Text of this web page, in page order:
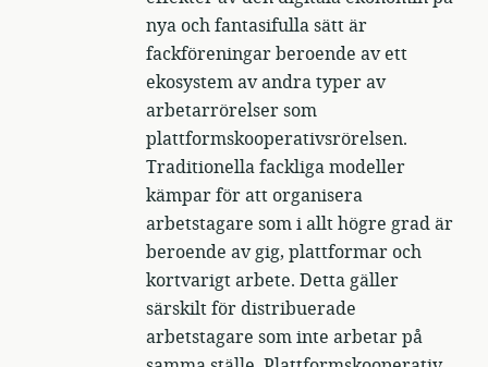
nya och fantasifulla sätt är
fackföreningar beroende av ett
ekosystem av andra typer av
arbetarrörelser som
plattformskooperativsrörelsen.
Traditionella fackliga modeller
kämpar för att organisera
arbetstagare som i allt högre grad är
beroende av gig, plattformar och
kortvarigt arbete. Detta gäller
särskilt för distribuerade
arbetstagare som inte arbetar på